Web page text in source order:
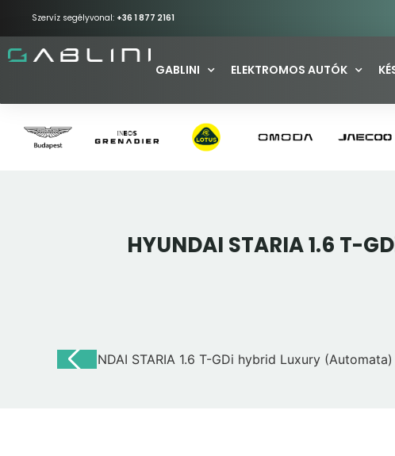
Szervíz segélyvonal: +36 1 877 2161
GABLINI ELEKTROMOS AUTÓK
HYUNDAI STARIA 1.6 T-